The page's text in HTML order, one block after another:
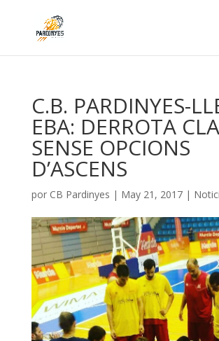
C.B. PARDINYES-
EBA: DERROTA
SENSE OPCIONS
D’ASCENS
por CB Pardinyes | May 21, 2017|